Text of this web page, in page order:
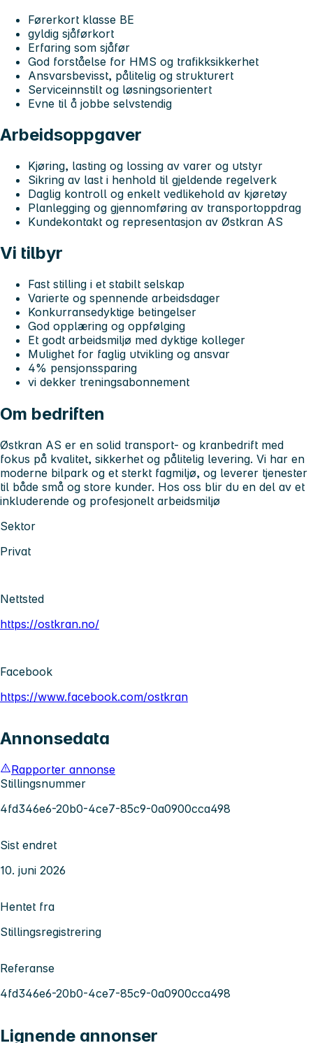
Førerkort klasse BE
gyldig sjåførkort
Erfaring som sjåfør
God forståelse for HMS og trafikksikkerhet
Ansvarsbevisst, pålitelig og strukturert
Serviceinnstilt og løsningsorientert
Evne til å jobbe selvstendig
Arbeidsoppgaver
Kjøring, lasting og lossing av varer og utstyr
Sikring av last i henhold til gjeldende regelverk
Daglig kontroll og enkelt vedlikehold av kjøretøy
Planlegging og gjennomføring av transportoppdrag
Kundekontakt og representasjon av Østkran AS
Vi tilbyr
Fast stilling i et stabilt selskap
Varierte og spennende arbeidsdager
Konkurransedyktige betingelser
God opplæring og oppfølging
Et godt arbeidsmiljø med dyktige kolleger
Mulighet for faglig utvikling og ansvar
4% pensjonssparing
vi dekker treningsabonnement
Om bedriften
Østkran AS er en solid transport- og kranbedrift med
fokus på kvalitet, sikkerhet og pålitelig levering. Vi har en
moderne bilpark og et sterkt fagmiljø, og leverer tjenester
til både små og store kunder. Hos oss blir du en del av et
inkluderende og profesjonelt arbeidsmiljø
Sektor
Privat
Nettsted
https://ostkran.no/
Facebook
https://www.facebook.com/ostkran
Annonsedata
Rapporter annonse
Stillingsnummer
4fd346e6-20b0-4ce7-85c9-0a0900cca498
Sist endret
10. juni 2026
Hentet fra
Stillingsregistrering
Referanse
4fd346e6-20b0-4ce7-85c9-0a0900cca498
Lignende annonser